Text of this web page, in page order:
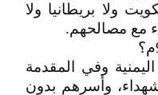
ولا بريطانيا ولا
مع مصالحهم.
وفي المقدمة
وأسرهم بدون